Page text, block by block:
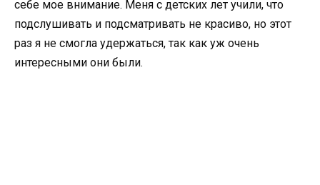
себе мое внимание. Меня с детских лет учили, что
подслушивать и подсматривать не красиво, но этот
раз я не смогла удержаться, так как уж очень
интересными они были.